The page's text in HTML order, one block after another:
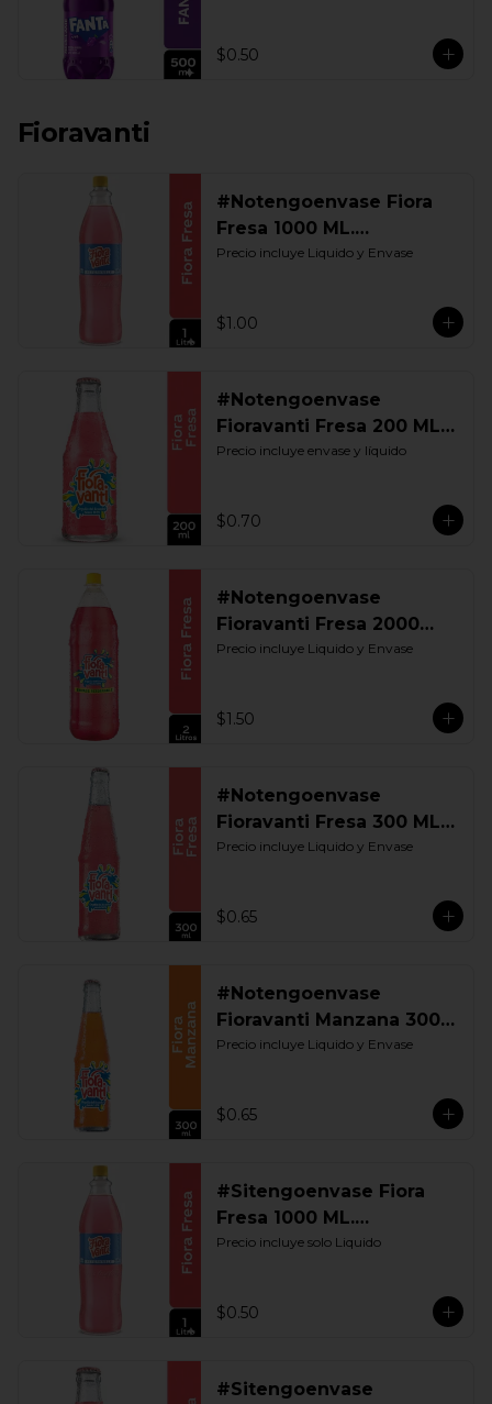
$0.50
Fioravanti
#Notengoenvase Fiora
Fresa 1000 ML.
Retornable
Precio incluye Liquido y Envase
$1.00
#Notengoenvase
Fioravanti Fresa 200 ML.
Retornable
Precio incluye envase y líquido
$0.70
#Notengoenvase
Fioravanti Fresa 2000
ML. Retornable
Precio incluye Liquido y Envase
$1.50
#Notengoenvase
Fioravanti Fresa 300 ML.
Retornable
Precio incluye Liquido y Envase
$0.65
#Notengoenvase
Fioravanti Manzana 300
ML. Retornable
Precio incluye Liquido y Envase
$0.65
#Sitengoenvase Fiora
Fresa 1000 ML.
Retornable
Precio incluye solo Liquido
$0.50
#Sitengoenvase